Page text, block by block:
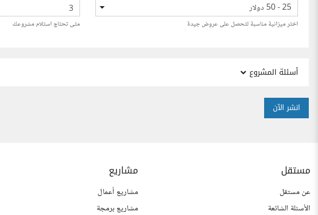
25 - 50 دولار
اختر ميزانية مناسبة لتحصل على عروض جيدة متى تحتاج استلام مشروعك
أسئلة المشروع
انشر الآن
مستقل
عن مستقل
الأسئلة الشائعة
مشاريع
مشاريع أعمال
مشاريع برمجة